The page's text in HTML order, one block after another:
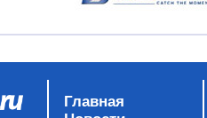
Главная